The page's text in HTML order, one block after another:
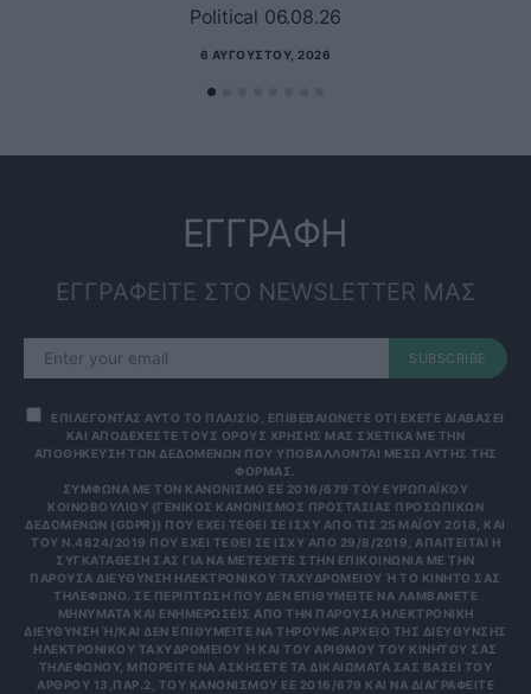
Political 06.08.26
6 ΑΥΓΟΎΣΤΟΥ, 2026
ΕΓΓΡΑΦΗ
ΕΓΓΡΑΦΕΙΤΕ ΣΤΟ NEWSLETTER ΜΑΣ
SUBSCRIBE
ΕΠΙΛΕΓΟΝΤΑΣ ΑΥΤΟ ΤΟ ΠΛΑΙΣΙΟ, ΕΠΙΒΕΒΑΙΩΝΕΤΕ ΟΤΙ ΕΧΕΤΕ ΔΙΑΒΑΣΕΙ
ΚΑΙ ΑΠΟΔΕΧΕΣΤΕ ΤΟΥΣ ΟΡΟΥΣ ΧΡΗΣΗΣ ΜΑΣ ΣΧΕΤΙΚΑ ΜΕ ΤΗΝ
ΑΠΟΘΗΚΕΥΣΗ ΤΩΝ ΔΕΔΟΜΕΝΩΝ ΠΟΥ ΥΠΟΒΑΛΛΟΝΤΑΙ ΜΕΣΩ ΑΥΤΗΣ ΤΗΣ
ΦΟΡΜΑΣ.
ΣΎΜΦΩΝΑ ΜΕ ΤΟΝ ΚΑΝΟΝΙΣΜΌ ΕΕ 2016/679 ΤΟΥ ΕΥΡΩΠΑΪΚΟΎ
ΚΟΙΝΟΒΟΥΛΊΟΥ {ΓΕΝΙΚΌΣ ΚΑΝΟΝΙΣΜΌΣ ΠΡΟΣΤΑΣΊΑΣ ΠΡΟΣΩΠΙΚΏΝ
ΔΕΔΟΜΈΝΩΝ (GDPR)} ΠΟΥ ΈΧΕΙ ΤΕΘΕΊ ΣΕ ΙΣΧΎ ΑΠΌ ΤΙΣ 25 ΜΑΪ́ΟΥ 2018, ΚΑΙ
ΤΟΥ Ν.4624/2019 ΠΟΥ ΈΧΕΙ ΤΕΘΕΊ ΣΕ ΙΣΧΎ ΑΠΌ 29/8/2019, ΑΠΑΙΤΕΊΤΑΙ Η
ΣΥΓΚΑΤΆΘΕΣΉ ΣΑΣ ΓΙΑ ΝΑ ΜΕΤΈΧΕΤΕ ΣΤΗΝ ΕΠΙΚΟΙΝΩΝΊΑ ΜΕ ΤΗΝ
ΠΑΡΟΎΣΑ ΔΙΕΎΘΥΝΣΗ ΗΛΕΚΤΡΟΝΙΚΟΎ ΤΑΧΥΔΡΟΜΕΊΟΥ Ή ΤΟ ΚΙΝΗΤΌ ΣΑΣ Τ
ΗΛΈΦΩΝΟ. ΣΕ ΠΕΡΊΠΤΩΣΗ ΠΟΥ ΔΕΝ ΕΠΙΘΥΜΕΊΤΕ ΝΑ ΛΑΜΒΆΝΕΤΕ Μ
ΗΝΎΜΑΤΑ ΚΑΙ ΕΝΗΜΕΡΏΣΕΙΣ ΑΠΌ ΤΗΝ ΠΑΡΟΎΣΑ ΗΛΕΚΤΡΟΝΙΚΉ Δ
ΙΕΎΘΥΝΣΗ Ή/ΚΑΙ ΔΕΝ ΕΠΙΘΥΜΕΊΤΕ ΝΑ ΤΗΡΟΎΜΕ ΑΡΧΕΊΟ ΤΗΣ ΔΙΕΎΘΥΝΣΗΣ ΗΛ
ΕΚΤΡΟΝΙΚΟΎ ΤΑΧΥΔΡΟΜΕΊΟΥ Ή ΚΑΙ ΤΟΥ ΑΡΙΘΜΟΎ ΤΟΥ ΚΙΝΗΤΟΎ ΣΑΣ ΤΗΛ
ΕΦΏΝΟΥ, ΜΠΟΡΕΊΤΕ ΝΑ ΑΣΚΉΣΕΤΕ ΤΑ ΔΙΚΑΙΏΜΑΤΆ ΣΑΣ ΒΆΣΕΙ ΤΟΥ ΆΡΘ
ΡΟΥ 13,ΠΑΡ.2, ΤΟΥ ΚΑΝΟΝΙΣΜΟΎ ΕΕ 2016/679 ΚΑΙ ΝΑ ΔΙΑΓΡΑΦΕΊΤΕ ΚΆΝ